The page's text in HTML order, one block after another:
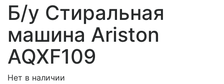
Б/у Стиральная
машина Ariston
AQXF109
Нет в наличии